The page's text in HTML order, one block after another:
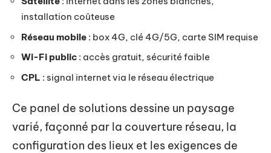
installation coûteuse
Réseau mobile : box 4G, clé 4G/5G, carte SIM requise
Wi-Fi public : accès gratuit, sécurité faible
CPL : signal internet via le réseau électrique
Ce panel de solutions dessine un paysage
varié, façonné par la couverture réseau, la
configuration des lieux et les exigences de